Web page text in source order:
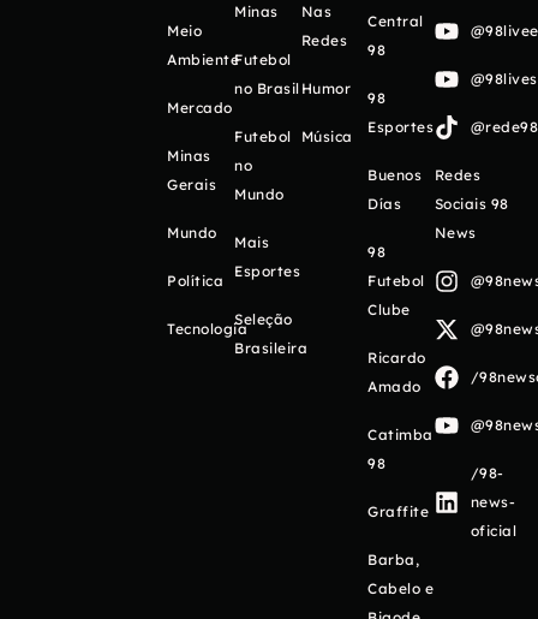
Meio
Ambiente
Mercado
Minas
Gerais
Mundo
Política
Tecnologia
Minas
Futebol
no Brasil
Futebol
no
Mundo
Mais
Esportes
Seleção
Brasileira
Nas
Redes
Humor
Música
Central
98
98
Esportes
Buenos
Días
98
Futebol
Clube
Ricardo
Amado
Catimba
98
Graffite
Barba,
Cabelo e
Redes
Sociais 98
News
/
/98-
news-
oficial